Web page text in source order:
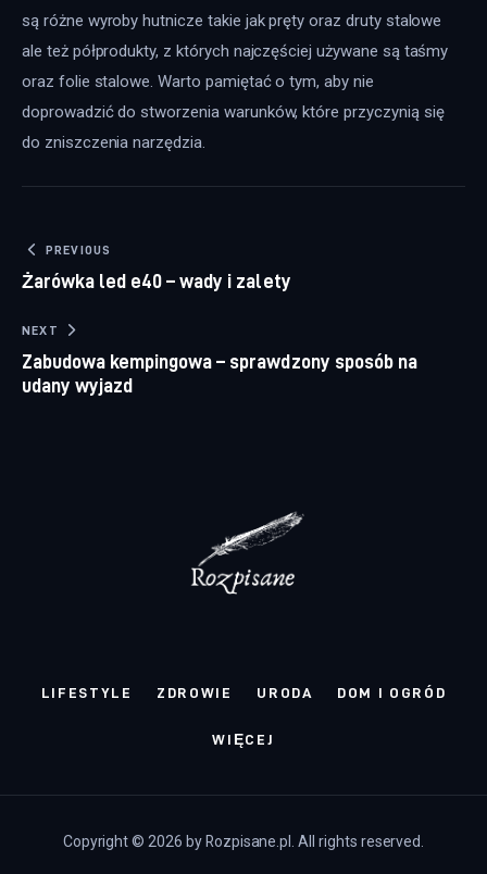
są różne wyroby hutnicze takie jak pręty oraz druty stalowe
ale też półprodukty, z których najczęściej używane są taśmy
oraz folie stalowe. Warto pamiętać o tym, aby nie
doprowadzić do stworzenia warunków, które przyczynią się
do zniszczenia narzędzia.
Nawigacja wpisu
PREVIOUS
Żarówka led e40 – wady i zalety
NEXT
Zabudowa kempingowa – sprawdzony sposób na
udany wyjazd
LIFESTYLE ZDROWIE URODA DOM I OGRÓD
WIĘCEJ
Copyright © 2026 by Rozpisane.pl. All rights reserved.